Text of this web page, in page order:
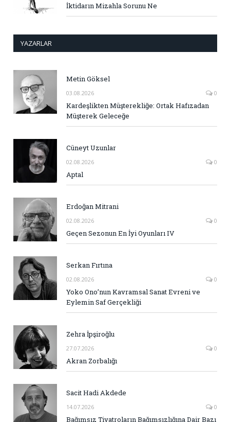
İktidarın Mizahla Sorunu Ne
YAZARLAR
Metin Göksel
03.08.2026 0
Kardeşlikten Müşterekliğe: Ortak Hafızadan
Müşterek Geleceğe
Cüneyt Uzunlar
02.08.2026 0
Aptal
Erdoğan Mitrani
02.08.2026 0
Geçen Sezonun En İyi Oyunları IV
Serkan Fırtına
02.08.2026 0
Yoko Ono’nun Kavramsal Sanat Evreni ve
Eylemin Saf Gerçekliği
Zehra İpşiroğlu
27.07.2026 0
Akran Zorbalığı
Sacit Hadi Akdede
14.07.2026 0
Bağımsız Tiyatroların Bağımsızlığına Dair Bazı